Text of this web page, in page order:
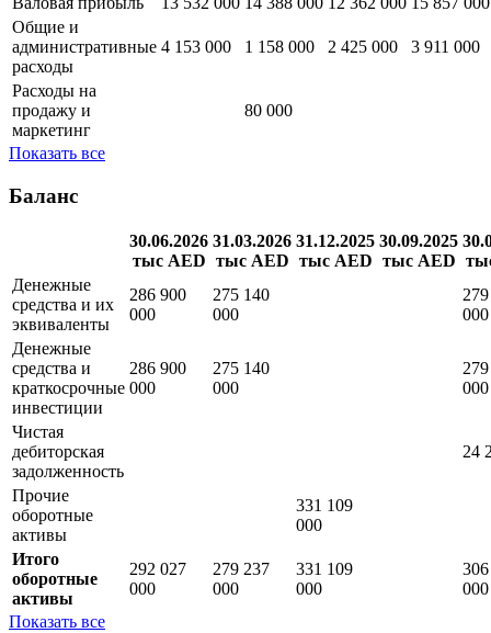
Общие и
административные
расходы
4 153 000 1 158 000 2 425 000 3 911 000
Расходы на
продажу и
маркетинг
80 000
Показать все
Баланс
30.06.2026
тыс AED
31.03.2026
тыс AED
31.12.2025
тыс AED
30.09.2025
тыс AED
Денежные
средства и их
эквиваленты
286 900
000
275 140
000
000
Денежные
средства и
краткосрочные
инвестиции
286 900
000
275 140
000
000
Чистая
дебиторская
задолженность
24
Прочие
оборотные
активы
331 109
000
Итого
оборотные
активы
292 027
000
279 237
000
331 109
000
000
Показать все